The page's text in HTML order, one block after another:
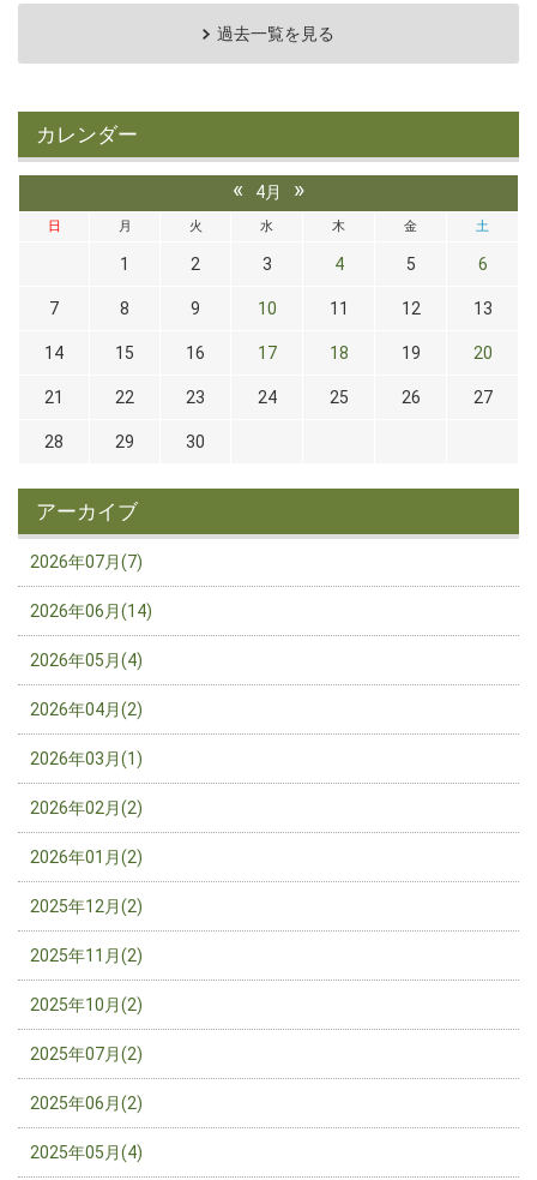
過去一覧を見る
カレンダー
« 4月 »
日 月 火 水 木 金 土
1 2 3 4 5 6
7 8 9 10 11 12 13
14 15 16 17 18 19 20
21 22 23 24 25 26 27
28 29 30
アーカイブ
2026年07月(7)
2026年06月(14)
2026年05月(4)
2026年04月(2)
2026年03月(1)
2026年02月(2)
2026年01月(2)
2025年12月(2)
2025年11月(2)
2025年10月(2)
2025年07月(2)
2025年06月(2)
2025年05月(4)